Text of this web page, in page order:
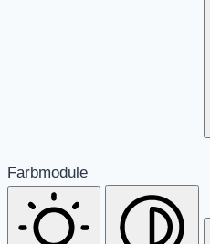
Farbmodule